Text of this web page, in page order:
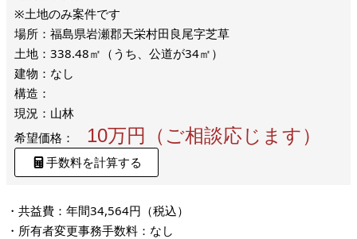
※土地のみ案件です
場所：福島県岩瀬郡天栄村田良尾字芝草
土地：338.48㎡（うち、公道が34㎡）
建物：なし
構造：
現況：山林
希望価格：
10万円（ご相談応じます）
手数料を計算する
・共益費：年間34,564円（税込）
・所有者変更事務手数料：なし